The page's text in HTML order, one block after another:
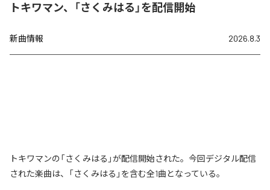
トキワマン、「さくみはる」を配信開始
新曲情報 2026.8.3
トキワマンの「さくみはる」が配信開始された。今回デジタル配信
された楽曲は、「さくみはる」を含む全1曲となっている。